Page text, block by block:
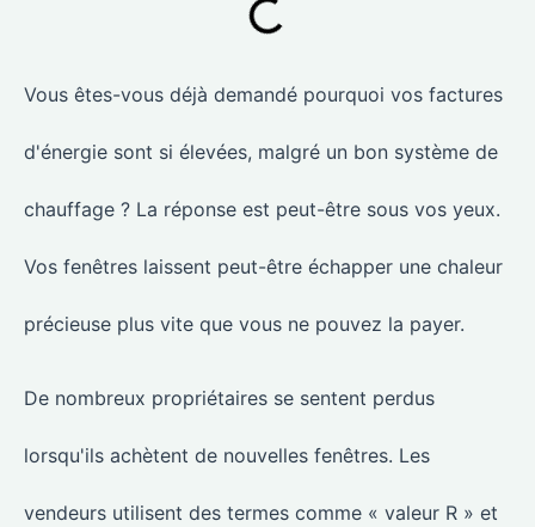
Vous êtes-vous déjà demandé pourquoi vos factures
d'énergie sont si élevées, malgré un bon système de
chauffage ? La réponse est peut-être sous vos yeux.
Vos fenêtres laissent peut-être échapper une chaleur
précieuse plus vite que vous ne pouvez la payer.
De nombreux propriétaires se sentent perdus
lorsqu'ils achètent de nouvelles fenêtres. Les
vendeurs utilisent des termes comme « valeur R » et